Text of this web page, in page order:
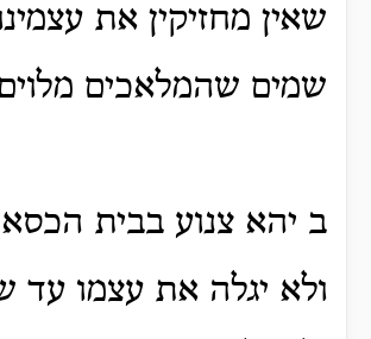
שאין מחזיקין את
שמים שהמלאכים
ב יהא צנוע בבית
ולא יגלה את עצמו עד